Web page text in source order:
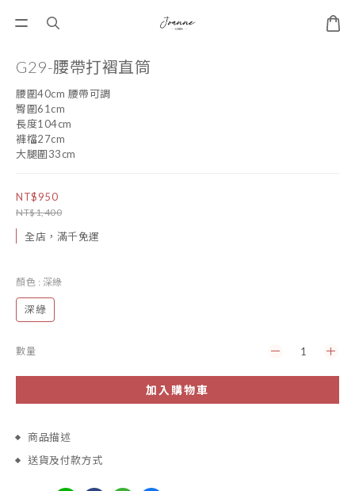
G29-腰帶打褶直筒
腰圍40cm 腰帶可調
臀圍61cm
長度104cm
褲檔27cm
大腿圍33cm
NT$950
NT$1,400
全店，滿千免運
顏色 : 深綠
深綠
數量
加入購物車
商品描述
送貨及付款方式